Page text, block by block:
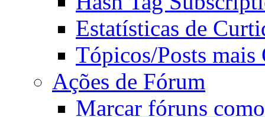
Estatísticas de
Tópicos/Posts mais
Ações de Fórum
Marcar fóruns